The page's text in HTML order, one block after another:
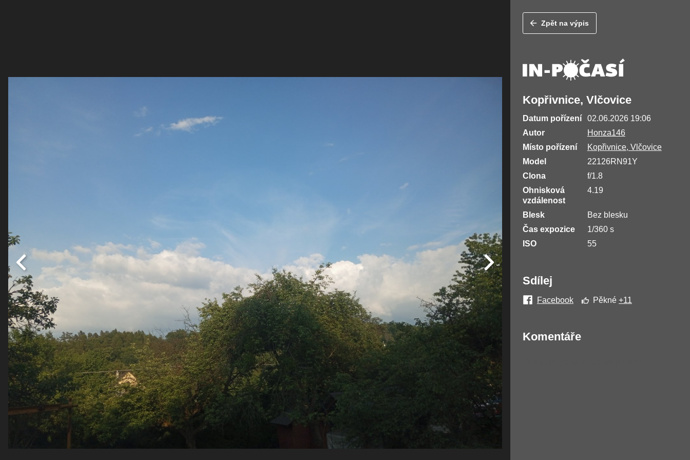
Zpět na výpis
Kopřivnice, Vlčovice
Datum pořízení
02.06.2026 19:06
Autor
Honza146
Místo pořízení
Kopřivnice, Vlčovice
Model
22126RN91Y
Clona
f/1.8
Ohnisková
vzdálenost
4.19
Blesk
Bez blesku
Čas expozice
1/360 s
ISO
55
Sdílej
Facebook Pěkné +11
Komentáře